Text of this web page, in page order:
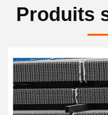
Produits